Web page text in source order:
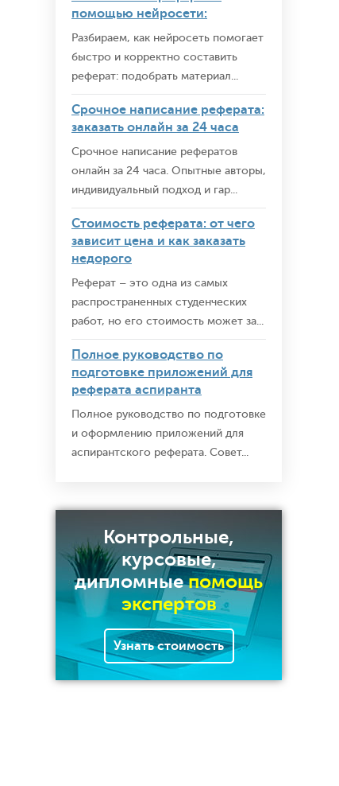
помощью нейросети:
Разбираем, как нейросеть помогает
быстро и корректно составить
реферат: подобрать материал...
Срочное написание реферата:
заказать онлайн за 24 часа
Срочное написание рефератов
онлайн за 24 часа. Опытные авторы,
индивидуальный подход и гар...
Стоимость реферата: от чего
зависит цена и как заказать
недорого
Реферат – это одна из самых
распространенных студенческих
работ, но его стоимость может за...
Полное руководство по
подготовке приложений для
реферата аспиранта
Полное руководство по подготовке
и оформлению приложений для
аспирантского реферата. Совет...
Контрольные,
курсовые,
дипломныепомощь
экспертов
Узнать стоимость